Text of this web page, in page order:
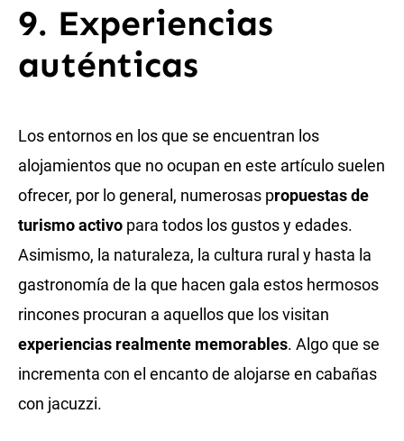
9. Experiencias
auténticas
Los entornos en los que se encuentran los
alojamientos que no ocupan en este artículo suelen
ofrecer, por lo general, numerosas propuestas de
turismo activo para todos los gustos y edades.
Asimismo, la naturaleza, la cultura rural y hasta la
gastronomía de la que hacen gala estos hermosos
rincones procuran a aquellos que los visitan
experiencias realmente memorables. Algo que se
incrementa con el encanto de alojarse en cabañas
con jacuzzi.